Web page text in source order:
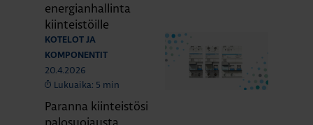
energianhallinta
kiinteistöille
KOTELOT JA
KOMPONENTIT
20.4.2026
Lukuaika: 5 min
Paranna kiinteistösi
palosuojausta